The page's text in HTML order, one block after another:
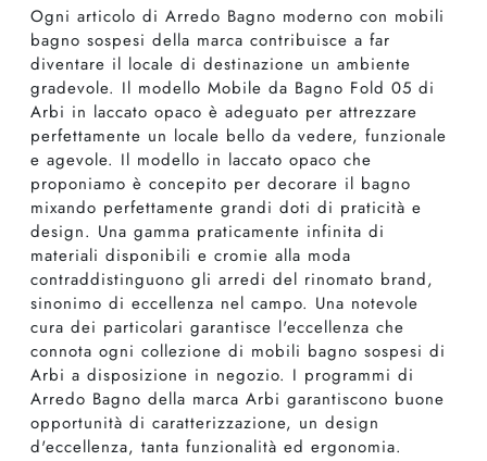
Ogni articolo di Arredo Bagno moderno con mobili
bagno sospesi della marca contribuisce a far
diventare il locale di destinazione un ambiente
gradevole. Il modello Mobile da Bagno Fold 05 di
Arbi in laccato opaco è adeguato per attrezzare
perfettamente un locale bello da vedere, funzionale
e agevole. Il modello in laccato opaco che
proponiamo è concepito per decorare il bagno
mixando perfettamente grandi doti di praticità e
design. Una gamma praticamente infinita di
materiali disponibili e cromie alla moda
contraddistinguono gli arredi del rinomato brand,
sinonimo di eccellenza nel campo. Una notevole
cura dei particolari garantisce l'eccellenza che
connota ogni collezione di mobili bagno sospesi di
Arbi a disposizione in negozio. I programmi di
Arredo Bagno della marca Arbi garantiscono buone
opportunità di caratterizzazione, un design
d'eccellenza, tanta funzionalità ed ergonomia.